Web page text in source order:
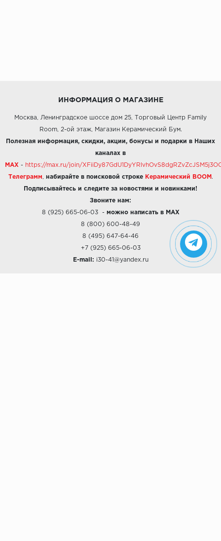
ИНФОРМАЦИЯ О МАГАЗИНЕ
Москва, Ленинградское шоссе дом 25, Торговый Центр Family
Room, 2-ой этаж, Магазин Керамический Бум.
Полезная информация, скидки, акции, бонусы и подарки в Наших
каналах в
MAX - https://max.ru/join/
Телеграмм набирайте в поисковой строке Керамический BOOM .
Подписывайтесь и следите за новостями и новинками!
Звоните нам:
8 (925) 665-06-03- можно написать в MAX
8 (800) 600-48-49
8 (495) 647-64-46
+7 (925) 665-06-03
E-mail: i30-41@yandex.ru